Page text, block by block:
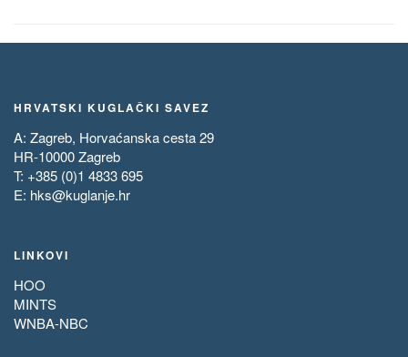
HRVATSKI KUGLAČKI SAVEZ
A: Zagreb, Horvaćanska cesta 29
HR-10000 Zagreb
T: +385 (0)1 4833 695
E: hks@kuglanje.hr
LINKOVI
HOO
MINTS
WNBA-NBC